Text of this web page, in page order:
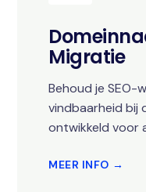
Migratie
Behoud je SEO-
vindbaarheid bij
ontwikkeld voor
MEER INFO →